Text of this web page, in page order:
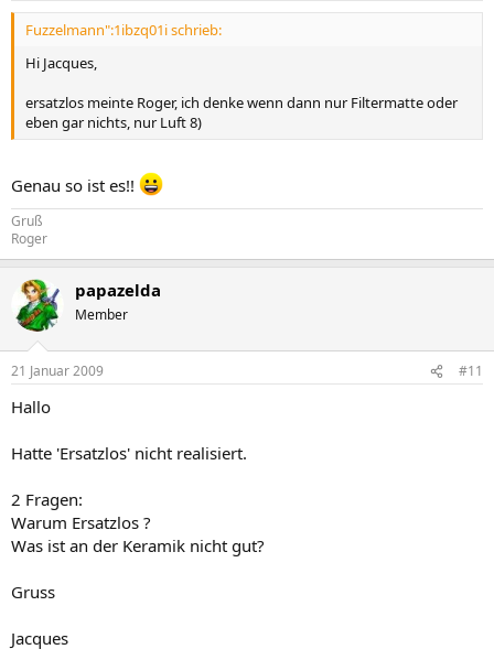
Fuzzelmann":1ibzq01i schrieb:
Hi Jacques,
ersatzlos meinte Roger, ich denke wenn dann nur Filtermatte oder
eben gar nichts, nur Luft 8)
Genau so ist es!!
Gruß
Roger
papazelda
Member
21 Januar 2009 #11
Hallo
Hatte 'Ersatzlos' nicht realisiert.
2 Fragen:
Warum Ersatzlos ?
Was ist an der Keramik nicht gut?
Gruss
Jacques